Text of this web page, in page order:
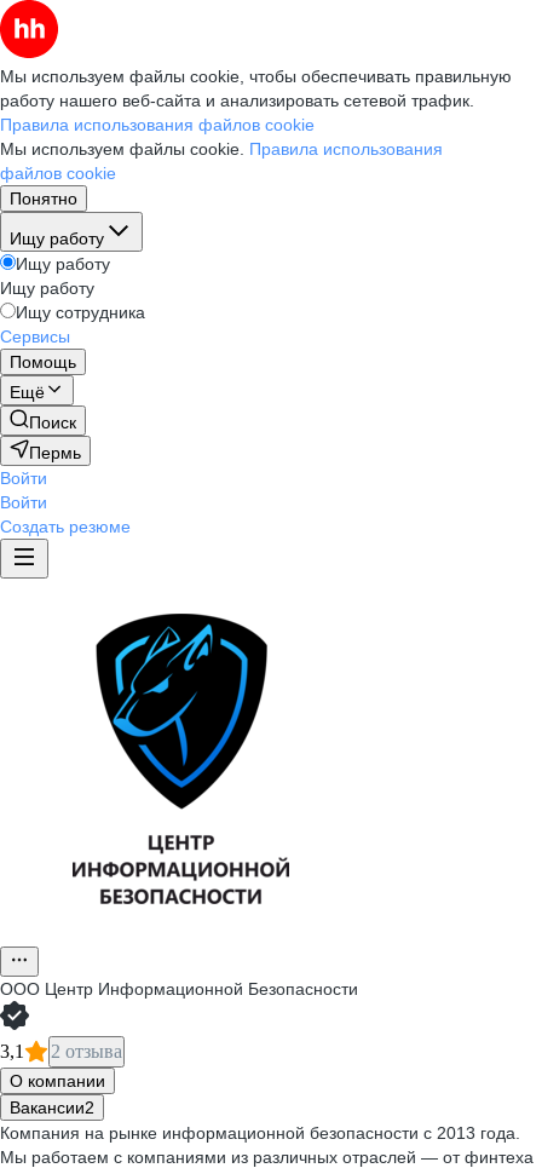
Мы используем файлы cookie, чтобы обеспечивать правильную
работу нашего веб-сайта и анализировать сетевой трафик.
Правила использования файлов cookie
Мы используем файлы cookie. Правила использования
файлов cookie
Понятно
Ищу работу
Ищу работу
Ищу работу
Ищу сотрудника
Сервисы
Помощь
Ещё
Поиск
Пермь
Войти
Войти
Создать резюме
ООО Центр Информационной Безопасности
3,1 2 отзыва
О компании
Вакансии2
Компания на рынке информационной безопасности с 2013 года.
Мы работаем с компаниями из различных отраслей — от финтеха